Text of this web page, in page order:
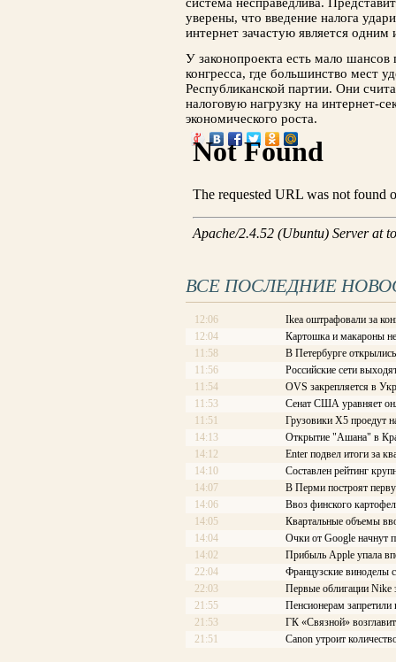
уверены, что введение налога
интернет зачастую является
У законопроекта есть мало
конгресса, где большинство мест
Республиканской партии. Они
налоговую нагрузку на интернет-
экономического роста.
ВСЕ ПОСЛЕДНИЕ
12:06
Ikea оштрафовали за
12:04
Картошка и макароны
11:58
В Петербурге
11:56
Российские сети
11:54
OVS закрепляется в
11:53
Сенат США уравняет
11:51
Грузовики Х5
14:13
Открытие "Ашана" в
14:12
Enter подвел итоги за
14:10
Составлен рейтинг
14:07
В Перми построят
14:06
Ввоз финского
14:05
Квартальные объемы
14:04
Очки от Google начнут
14:02
Прибыль Apple упала
22:04
Французские виноделы
22:03
Первые облигации Nike
21:55
Пенсионерам запретили
21:53
ГК «Связной»
21:51
Canon утроит